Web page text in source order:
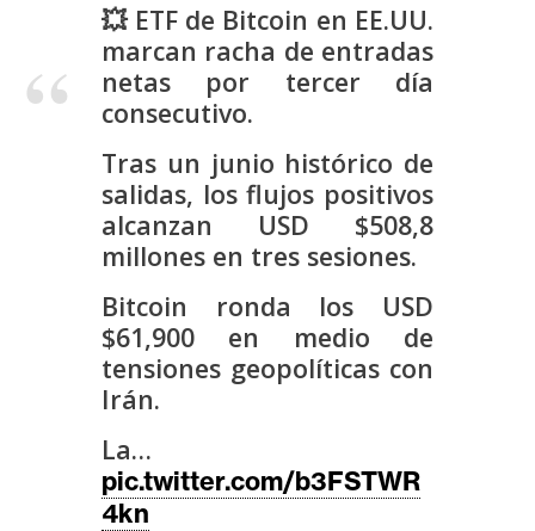
m
💥 ETF de Bitcoin en EE.UU.
marcan racha de entradas
netas por tercer día
consecutivo.
Tras un junio histórico de
salidas, los flujos positivos
alcanzan USD $508,8
millones en tres sesiones.
Bitcoin ronda los USD
$61,900 en medio de
tensiones geopolíticas con
Irán.
La…
pic.twitter.com/b3FSTWR
4kn